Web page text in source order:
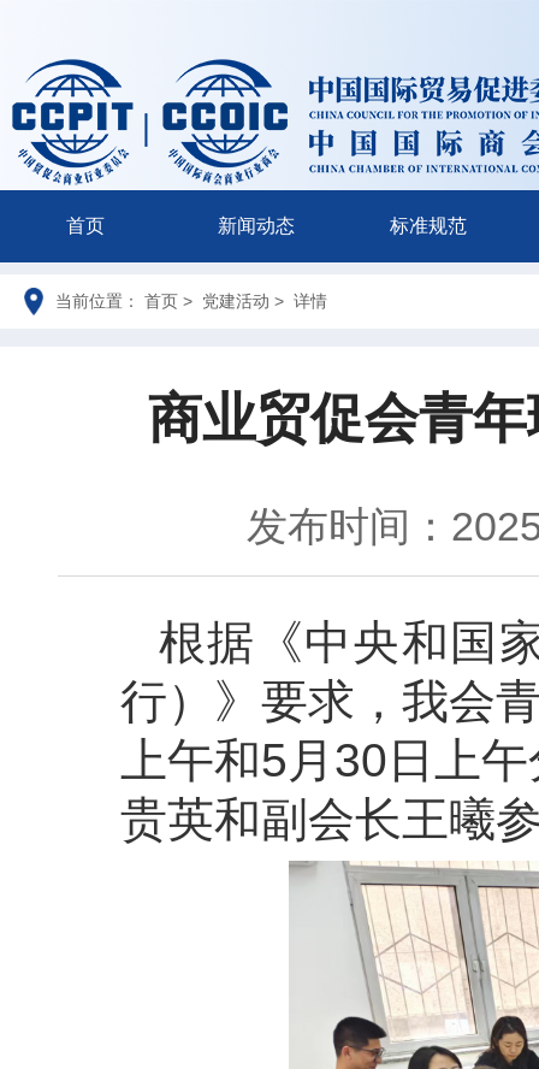
首页 新闻动态 标准规范
当前位置： 首页 > 党建活动 > 详情
商业贸促会青
发布时间：
根据《中央和国
行）》要求，我会
上午和5月30日上
贵英和副会长王曦